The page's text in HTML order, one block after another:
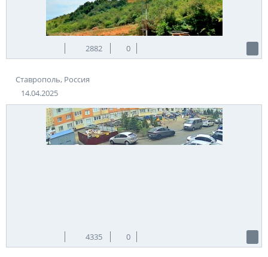
2882 0
Ставрополь, Россия
14.04.2025
4335 0